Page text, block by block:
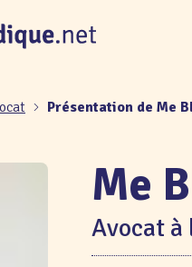
Présentation de Me
Me
Avocat à